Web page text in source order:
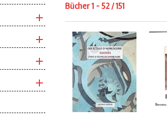
Bücher 1 - 52 / 151